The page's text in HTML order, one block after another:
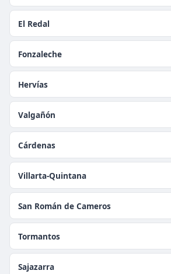
El Redal
Fonzaleche
Hervías
Valgañón
Cárdenas
Villarta-Quintana
San Román de Cameros
Tormantos
Sajazarra